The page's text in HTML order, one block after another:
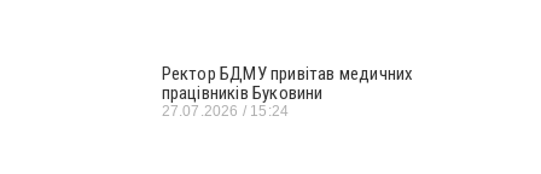
Ректор БДМУ привітав медичних
працівників Буковини
27.07.2026 15:24